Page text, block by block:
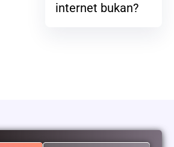
internet bukan?